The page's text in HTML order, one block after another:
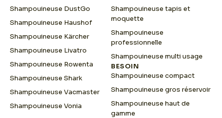
Shampouineuse DustGo
Shampouineuse Haushof
Shampouineuse Kärcher
Shampouineuse Livatro
Shampouineuse Rowenta
Shampouineuse Shark
Shampouineuse Vacmaster
Shampouineuse Vonia
Shampouineuse tapis et
moquette
Shampouineuse
professionnelle
Shampouineuse multi usage
BESOIN
Shampouineuse compact
Shampouineuse gros réservoir
Shampouineuse haut de
gamme